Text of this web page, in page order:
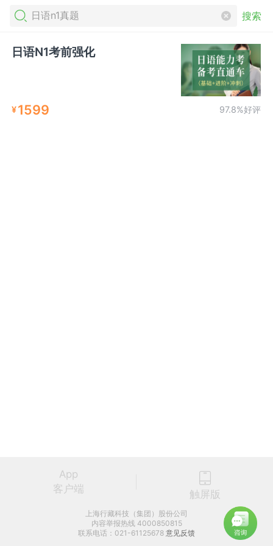
搜索
日语N1考前强化
¥1599 97.8%好评
App
客户端
触屏版
上海行藏科技（集团）股份公司
内容举报热线 4000850815
联系电话：021-61125678 意见反馈